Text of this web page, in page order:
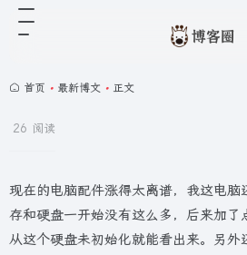
首页 • 最新博文 • 正文
26 阅读
现在的电脑配件涨得太离谱，我这电
存和硬盘一开始没有这么多，后来加了
从这个硬盘未初始化就能看出来。另